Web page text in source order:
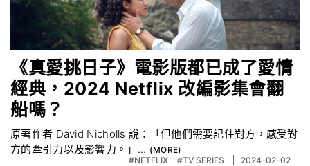
《真愛挑日子》電影版都已成了愛情
經典，2024 Netflix 改編影集會翻
船嗎？
原著作者 David Nicholls 說：「但他們需要記住對方，感受對
方的牽引力以及影響力。」...
#NETFLIX #TV SERIES 2024-02-02